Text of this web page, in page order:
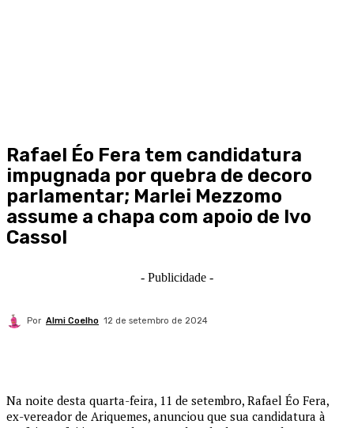
Rafael Éo Fera tem candidatura
impugnada por quebra de decoro
parlamentar; Marlei Mezzomo
assume a chapa com apoio de Ivo
Cassol
- Publicidade -
Por Almi Coelho 12 de setembro de 2024
Na noite desta quarta-feira, 11 de setembro, Rafael Éo Fera,
ex-vereador de Ariquemes, anunciou que sua candidatura à